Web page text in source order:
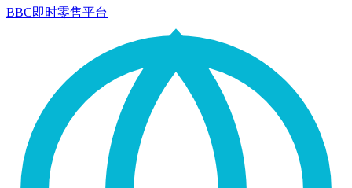
BBC即时零售平台